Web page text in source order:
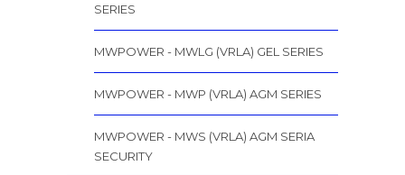
SERIES
MWPOWER - MWLG (VRLA) GEL SERIES
MWPOWER - MWP (VRLA) AGM SERIES
MWPOWER - MWS (VRLA) AGM SERIA
SECURITY